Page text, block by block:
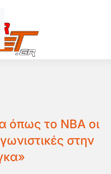
όπως το NBA οι
στην